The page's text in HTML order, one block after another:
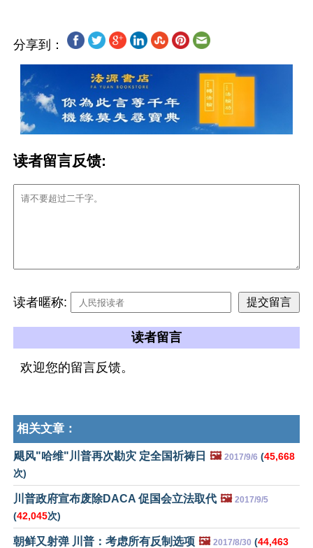
分享到：
读者留言反馈:
读者暱称:
读者留言
欢迎您的留言反馈。
相关文章：
飓风"哈维"川普再次勘灾 定全国祈祷日 🖼️ 2017/9/6 (45,668
次)
川普政府宣布废除DACA 促国会立法取代 🖼️ 2017/9/5
(42,045次)
朝鲜又射弹 川普：考虑所有反制选项 🖼️ 2017/8/30 (44,463